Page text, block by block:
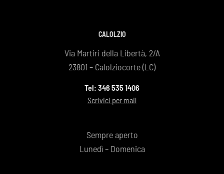
CALOLZIO
Via Martiri della Libertà, 2/A
23801 – Calolziocorte (LC)
Tel: 346 535 1406
Scrivici per mail
Sempre aperto
Lunedì – Domenica